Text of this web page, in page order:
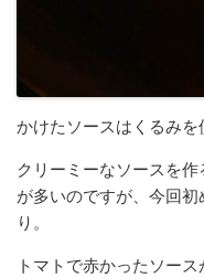
かけたソースはくるみを
クリーミーなソースを
が多いのですが、今回
り。
トマトで赤かったソー